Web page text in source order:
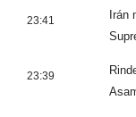
23:41
Irán
23:39